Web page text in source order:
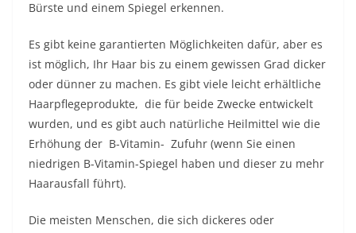
Bürste und einem Spiegel erkennen.
Es gibt keine garantierten Möglichkeiten dafür, aber es
ist möglich, Ihr Haar bis zu einem gewissen Grad dicker
oder dünner zu machen. Es gibt viele leicht erhältliche
Haarpflegeprodukte, die für beide Zwecke entwickelt
wurden, und es gibt auch natürliche Heilmittel wie die
Erhöhung der B-Vitamin- Zufuhr (wenn Sie einen
niedrigen B-Vitamin-Spiegel haben und dieser zu mehr
Haarausfall führt).
Die meisten Menschen, die sich dickeres oder